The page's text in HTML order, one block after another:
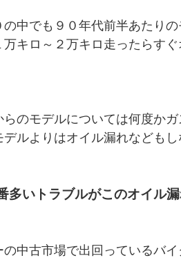
の中でも９０年代前半あたり
万キロ～２万キロ走ったらす
らのモデルについては何度か
デルよりはオイル漏れなども
多いトラブルがこのオイル漏
中古市場で出回っているバ